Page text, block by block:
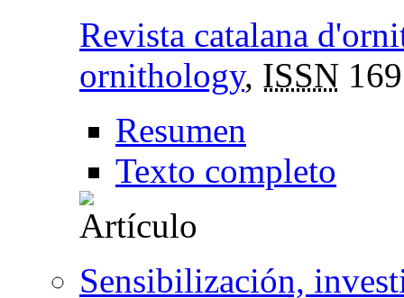
Revista catalana
ornithology, ISSN
Resumen
Texto completo
Sensibilización,